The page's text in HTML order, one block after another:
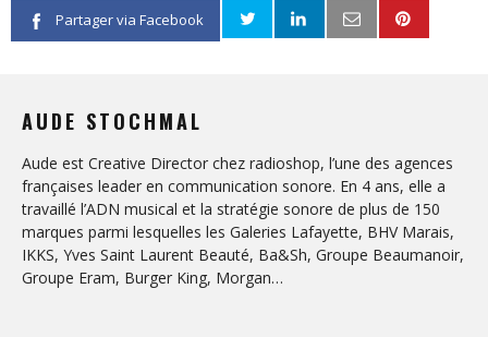
Partager via Facebook
AUDE STOCHMAL
Aude est Creative Director chez radioshop, l’une des agences
françaises leader en communication sonore. En 4 ans, elle a
travaillé l’ADN musical et la stratégie sonore de plus de 150
marques parmi lesquelles les Galeries Lafayette, BHV Marais,
IKKS, Yves Saint Laurent Beauté, Ba&Sh, Groupe Beaumanoir,
Groupe Eram, Burger King, Morgan…